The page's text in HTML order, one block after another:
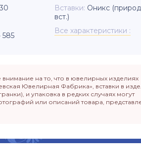
585
Вставки Оникс
вст.)
Все характеристики
на то, что в ювелирных изделиях
Ювелирная Фабрика», вставки в
и упаковка в редких случаях могут
или описаний товара,